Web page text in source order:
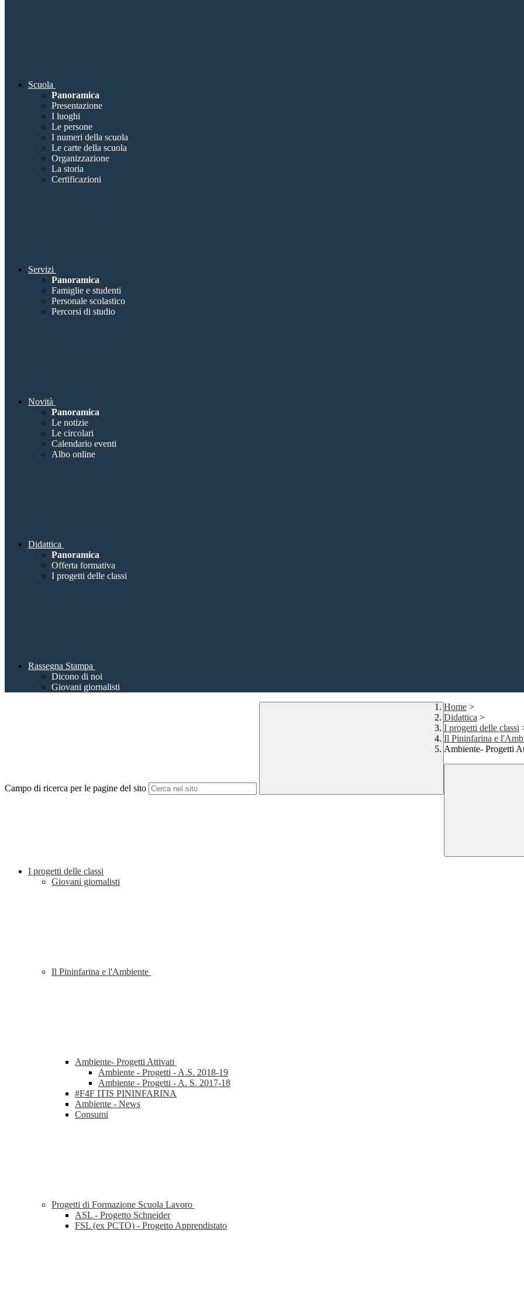
Scuola
Panoramica
Presentazione
I luoghi
Le persone
I numeri della scuola
Le carte della scuola
Organizzazione
La storia
Certificazioni
Servizi
Panoramica
Famiglie e studenti
Personale scolastico
Percorsi di studio
Novità
Panoramica
Le notizie
Le circolari
Calendario eventi
Albo online
Didattica
Panoramica
Offerta formativa
I progetti delle classi
Rassegna Stampa
Dicono di noi
Giovani giornalisti
Campo di ricerca per le pagine del sito
Home >
Didattica >
I progetti delle classi
Il Pininfarina e
Ambiente- Progetti
I progetti delle classi
Giovani giornalisti
Il Pininfarina e l'Ambiente
Ambiente- Progetti Attivati
Ambiente - Progetti - A.S. 2018-19
Ambiente - Progetti - A. S. 2017-18
#F4F ITIS PININFARINA
Ambiente - News
Consumi
Progetti di Formazione Scuola Lavoro
ASL - Progetto Schneider
FSL (ex PCTO) - Progetto Apprendistato